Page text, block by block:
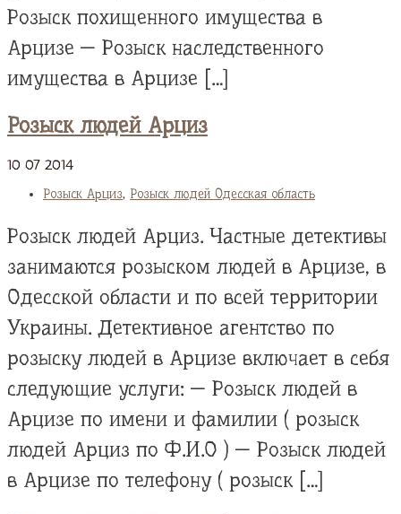
Розыск похищенного имущества в
Арцизе — Розыск наследственного
имущества в Арцизе […]
Розыск людей Арциз
10 07 2014
Розыск Арциз, Розыск людей Одесская область
Розыск людей Арциз. Частные детективы
занимаются розыском людей в Арцизе, в
Одесской области и по всей территории
Украины. Детективное агентство по
розыску людей в Арцизе включает в себя
следующие услуги: — Розыск людей в
Арцизе по имени и фамилии ( розыск
людей Арциз по Ф.И.О ) — Розыск людей
в Арцизе по телефону ( розыск […]